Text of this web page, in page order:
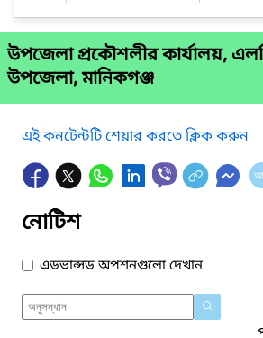
উপজেলা প্রকৌশলীর কার্যালয়,
উপজেলা, মানিকগঞ্জ
এই কনটেন্টটি শেয়ার করতে ক্লিক করুন
নোটিশ
এডভান্সড অপশনগুলো দেখান